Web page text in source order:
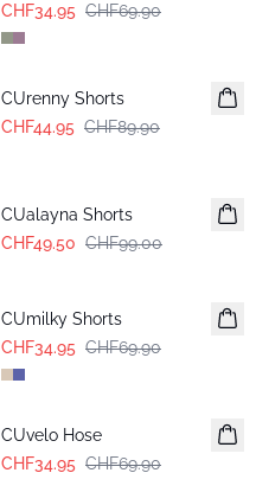
CHF34.95 CHF69.90
-50%
CUrenny Shorts
CHF44.95 CHF89.90
CUalayna Shorts
CHF49.50 CHF99.00
CUmilky Shorts
CHF34.95 CHF69.90
-50%
CUvelo Hose
CHF34.95 CHF69.90